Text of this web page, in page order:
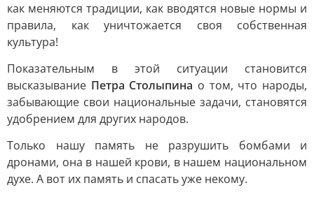
как меняются традиции, как вводятся новые нормы и
правила, как уничтожается своя собственная
культура!
Показательным в этой ситуации становится
высказывание Петра Столыпина о том, что народы,
забывающие свои национальные задачи, становятся
удобрением для других народов.
Только нашу память не разрушить бомбами и
дронами, она в нашей крови, в нашем национальном
духе. А вот их память и спасать уже некому.